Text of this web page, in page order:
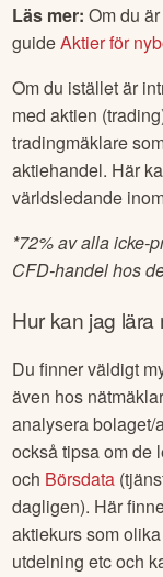
Läs mer: Om du
guideAktier för
Om du istället är
med aktien
tradingmäklare
aktiehandel. Här
världsledande
*72% av alla icke-
CFD-handel hos
Hur kan jag
Du finner väldigt
även hos
analysera bolaget/
också tipsa om de
och Börsdata
dagligen). Här
aktiekurs som
utdelning etc och